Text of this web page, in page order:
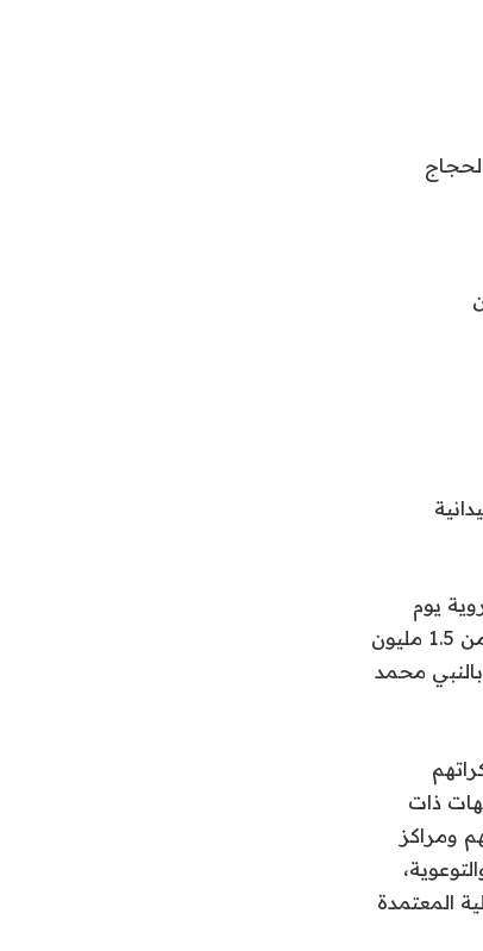
الحجاج
يوم
الاثنين، إيذانا ببدء موسم الحج السنوي. وسينضم مئات الآلاف من حجاج الداخل إلى أكثر من 1.5 مليون
محمد
ذات
ومراكز
المعتمدة